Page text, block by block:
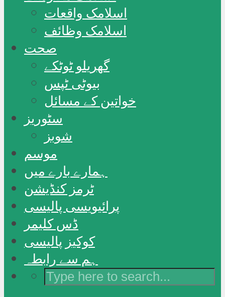
اسلامک واقعات
اسلامک وظائف
صحت
گھریلو ٹوٹکے
بیوٹی ٹپس
خواتین کے مسائل
سٹوریز
شوبز
موسم
ہمارے بارے میں
ٹرمز کنڈیشن
پرائیویسی پالیسی
ڈس کلیمر
کوکیز پالیسی
ہم سے رابطہ